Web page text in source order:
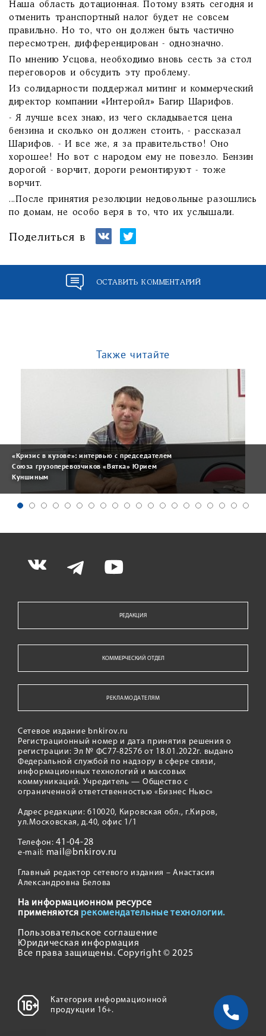
Наша область дотационная. Потому взять сегодня и
отменить транспортный налог будет не совсем
правильно. Но то, что он должен быть частично
пересмотрен, дифференцирован - однозначно.
По мнению Усцова, необходимо вновь сесть за стол
переговоров и обсудить эту проблему.
Из солидарности поддержал митинг и коммерческий
директор компании «Интеройл» Багир Шарифов.
- Я лучше всех знаю, из чего складывается цена
бензина и сколько он должен стоить, - рассказал
Шарифов. - И все же, я за правительство! Оно
хорошее! Но вот с народом ему не повезло. Бензин
дорогой - ворчит, дороги ремонтируют - тоже
ворчит.
...После принятия резолюции недовольные разошлись
по домам, не особо веря в то, что их услышали.
Поделиться в
ОСТАВИТЬ КОММЕНТАРИЙ
Также читайте
«Кризис в кузове»: интервью с председателем
Союза грузоперевозчиков «Вятка» Юрием
Куншиным
РЕДАКЦИЯ
КОММЕРЧЕСКИЙ ОТДЕЛ
РЕКЛАМОДАТЕЛЯМ
Сетевое издание bnkirov.ru
Регистрационный номер и дата принятия решения о
регистрации: Эл № ФС77-82576 от 18.01.2022г. выдано
Федеральной службой по надзору в сфере связи,
информационных технологий и массовых
коммуникаций. Учредитель — Общество с
ограниченной ответственностью «Бизнес Ньюс»
Адрес редакции: 610020, Кировская обл., г.Киров,
ул.Московская, д.40, офис 1/1
Телефон:41-04-28
e-mail: mail@bnkirov.ru
Главный редактор сетевого издания – Анастасия
Александровна Белова
На информационном ресурсе
применяются рекомендательные технологии.
Пользовательское соглашение
Юридическая информация
Все права защищены. Copyright © 2025
Категория информационной
продукции 16+.